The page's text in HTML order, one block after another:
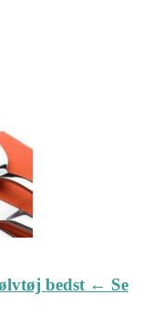
bedst ← Se